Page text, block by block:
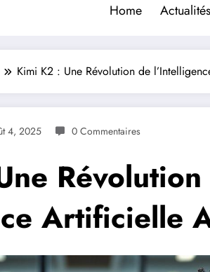
Home Actualités
Kimi K2 : Une Révolution de
4, 2025 0 Commentaires
Artificielle